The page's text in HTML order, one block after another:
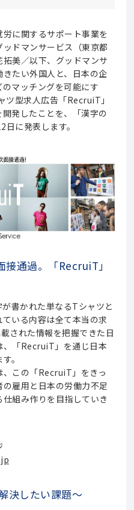
に関するサポート事業を
ドマンサービス（東京都
美／以下、グッドマンサ
たい外国人と、日本の企
マッチングを可能にす
型求人広告「RecruiT」
開発したことを、「漢字の
に発表します。
接通過。「RecruiT」
書かれた単なるTシャツと
いる内容は全て本当の求
された情報を把握できた日
、「RecruiT」を通じ日本
。
、この「RecruiT」をきっ
雇用と日本の労働力不足
組み作りを目指していき
決したい課題～